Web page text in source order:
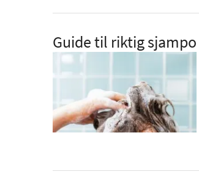
Guide til riktig sjampo